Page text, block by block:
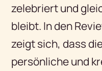
zelebriert und
bleibt. In den
zeigt sich, dass
persönliche und